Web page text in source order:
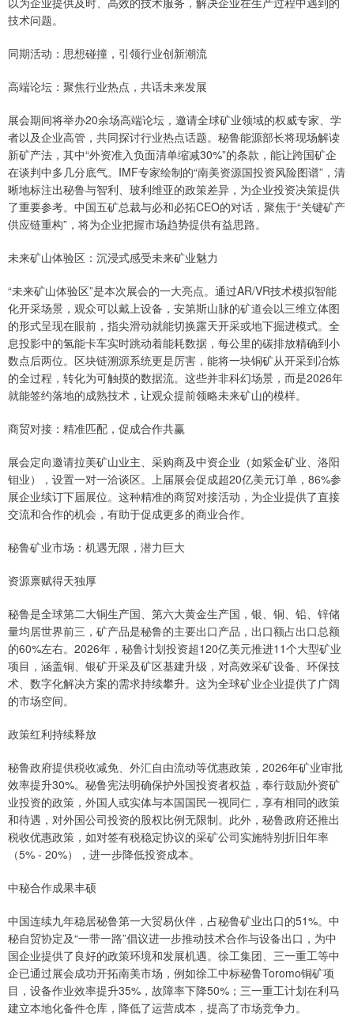
技术问题。
同期活动：思想碰撞，引领行业创新潮流
高端论坛：聚焦行业热点，共话未来发展
展会期间将举办20余场高端论坛，邀请全球矿业领域的权威专家、学
者以及企业高管，共同探讨行业热点话题。秘鲁能源部长将现场解读
新矿产法，其中“外资准入负面清单缩减30%”的条款，能让跨国矿企
在谈判中多几分底气。IMF专家绘制的“南美资源国投资风险图谱”，清
晰地标注出秘鲁与智利、玻利维亚的政策差异，为企业投资决策提供
了重要参考。中国五矿总裁与必和必拓CEO的对话，聚焦于“关键矿产
供应链重构”，将为企业把握市场趋势提供有益思路。
未来矿山体验区：沉浸式感受未来矿业魅力
“未来矿山体验区”是本次展会的一大亮点。通过AR/VR技术模拟智能
化开采场景，观众可以戴上设备，安第斯山脉的矿道会以三维立体图
的形式呈现在眼前，指尖滑动就能切换露天开采或地下掘进模式。全
息投影中的氢能卡车实时跳动着能耗数据，每公里的碳排放精确到小
数点后两位。区块链溯源系统更是厉害，能将一块铜矿从开采到冶炼
的全过程，转化为可触摸的数据流。这些并非科幻场景，而是2026年
就能签约落地的成熟技术，让观众提前领略未来矿山的模样。
商贸对接：精准匹配，促成合作共赢
展会定向邀请拉美矿山业主、采购商及中资企业（如紫金矿业、洛阳
钼业），设置一对一洽谈区。上届展会促成超20亿美元订单，86%参
展企业续订下届展位。这种精准的商贸对接活动，为企业提供了直接
交流和合作的机会，有助于促成更多的商业合作。
秘鲁矿业市场：机遇无限，潜力巨大
资源禀赋得天独厚
秘鲁是全球第二大铜生产国、第六大黄金生产国，银、铜、铅、锌储
量均居世界前三，矿产品是秘鲁的主要出口产品，出口额占出口总额
的60%左右。2026年，秘鲁计划投资超120亿美元推进11个大型矿业
项目，涵盖铜、银矿开采及矿区基建升级，对高效采矿设备、环保技
术、数字化解决方案的需求持续攀升。这为全球矿业企业提供了广阔
的市场空间。
政策红利持续释放
秘鲁政府提供税收减免、外汇自由流动等优惠政策，2026年矿业审批
效率提升30%。秘鲁宪法明确保护外国投资者权益，奉行鼓励外资矿
业投资的政策，外国人或实体与本国国民一视同仁，享有相同的政策
和待遇，对外国公司投资的股权比例无限制。此外，秘鲁政府还推出
税收优惠政策，如对签有税稳定协议的采矿公司实施特别折旧年率
（5% - 20%），进一步降低投资成本。
中秘合作成果丰硕
中国连续九年稳居秘鲁第一大贸易伙伴，占秘鲁矿业出口的51%。中
秘自贸协定及“一带一路”倡议进一步推动技术合作与设备出口，为中
国企业提供了良好的政策环境和发展机遇。徐工集团、三一重工等中
企已通过展会成功开拓南美市场，例如徐工中标秘鲁Toromo铜矿项
目，设备作业效率提升35%，故障率下降50%；三一重工计划在利马
建立本地化备件仓库，降低了运营成本，提高了市场竞争力。